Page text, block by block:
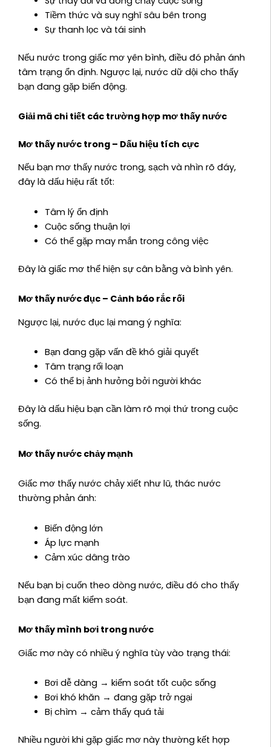
Tiềm thức và suy nghĩ sâu bên trong
Sự thanh lọc và tái sinh
Nếu nước trong giấc mơ yên bình, điều đó phản ánh
tâm trạng ổn định. Ngược lại, nước dữ dội cho thấy
bạn đang gặp biến động.
Giải mã chi tiết các trường hợp mơ thấy nước
Mơ thấy nước trong – Dấu hiệu tích cực
Nếu bạn mơ thấy nước trong, sạch và nhìn rõ đáy,
đây là dấu hiệu rất tốt:
Tâm lý ổn định
Cuộc sống thuận lợi
Có thể gặp may mắn trong công việc
Đây là giấc mơ thể hiện sự cân bằng và bình yên.
Mơ thấy nước đục – Cảnh báo rắc rối
Ngược lại, nước đục lại mang ý nghĩa:
Bạn đang gặp vấn đề khó giải quyết
Tâm trạng rối loạn
Có thể bị ảnh hưởng bởi người khác
Đây là dấu hiệu bạn cần làm rõ mọi thứ trong cuộc
sống.
Mơ thấy nước chảy mạnh
Giấc mơ thấy nước chảy xiết như lũ, thác nước
thường phản ánh:
Biến động lớn
Áp lực mạnh
Cảm xúc dâng trào
Nếu bạn bị cuốn theo dòng nước, điều đó cho thấy
bạn đang mất kiểm soát.
Mơ thấy mình bơi trong nước
Giấc mơ này có nhiều ý nghĩa tùy vào trạng thái:
Bơi dễ dàng → kiểm soát tốt cuộc sống
Bơi khó khăn → đang gặp trở ngại
Bị chìm → cảm thấy quá tải
Nhiều người khi gặp giấc mơ này thường kết hợp